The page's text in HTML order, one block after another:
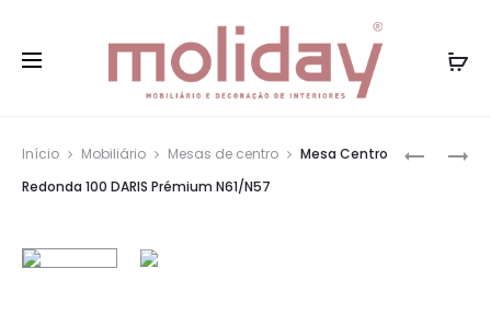
Entregas gratuitas Portugal Continental para
compras superiores a 75€
MÓVEL
Início Mobiliário Mesas de centro
Mesa Centro
Redonda 100 DARIS Prémium N61/N57